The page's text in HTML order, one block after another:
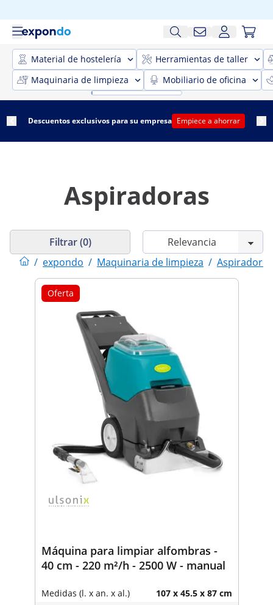
Material de hostelería
Herramientas de taller
Maquinaria de limpieza
Mobiliario de oficina
Descuentos exclusivos para su empresa Empiece a ahorrar
Aspiradoras
/ expondo / Maquinaria de limpieza /
Filtrar (0)
Oferta
Máquina para limpiar alfombras -
40 cm - 220 m²/h - 2500 W - manual
Medidas (l. x an. x al.) 107 x 45.5 x 87 cm